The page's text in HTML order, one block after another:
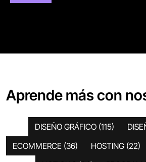
Aprende más con
DISEÑO GRÁFICO (115)
ECOMMERCE (36) HOSTING (22)